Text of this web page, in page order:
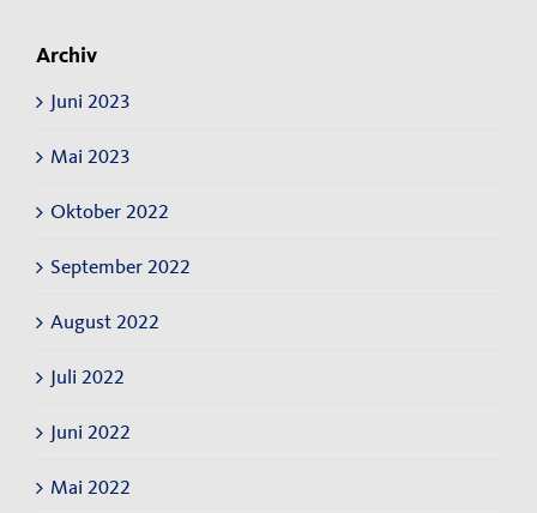
Archiv
Juni 2023
Mai 2023
Oktober 2022
September 2022
August 2022
Juli 2022
Juni 2022
Mai 2022